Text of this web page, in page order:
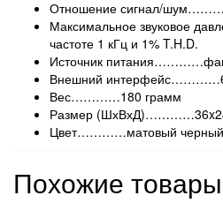
Отношение сигнал/
Максимальное звуковое
частоте 1 кГц и 1% T.H.D.
Источник
Внешний
Вес…………180 грамм
Размер
Цвет…………матовый черный
Похожие товары